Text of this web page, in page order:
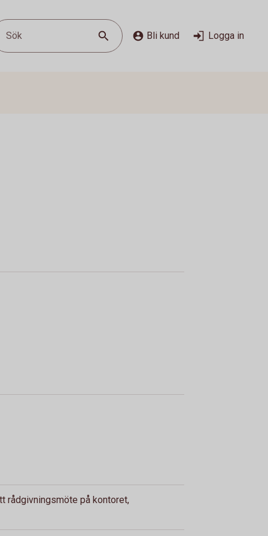
Sök Bli kund Logga in
rådgivningsmöte på kontoret,